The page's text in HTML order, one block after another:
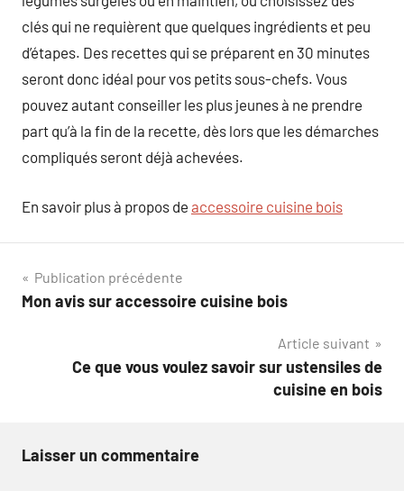
clés qui ne requièrent que quelques ingrédients et peu
d’étapes. Des recettes qui se préparent en 30 minutes
seront donc idéal pour vos petits sous-chefs. Vous
pouvez autant conseiller les plus jeunes à ne prendre
part qu’à la fin de la recette, dès lors que les démarches
compliqués seront déjà achevées.
En savoir plus à propos de accessoire cuisine bois
Navigation
de
Publication précédente
Mon avis sur accessoire cuisine bois
Article suivant
Ce que vous voulez savoir sur ustensiles de
cuisine en bois
Laisser un commentaire